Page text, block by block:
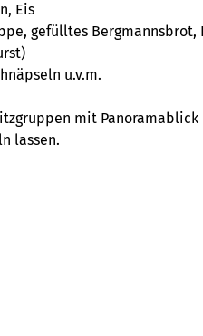
Eis
gefülltes
u.v.m.
mit
lassen.